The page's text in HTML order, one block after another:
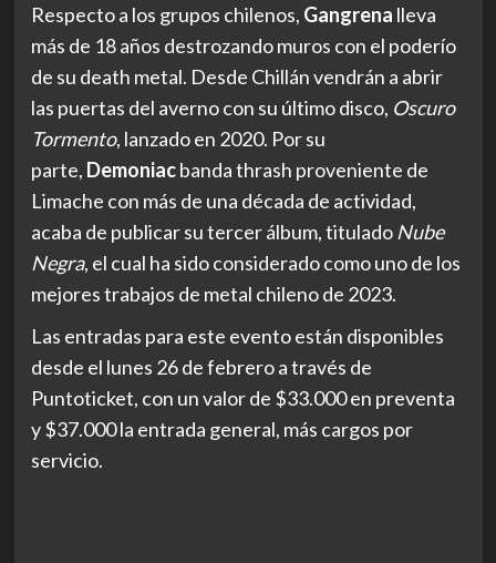
Respecto a los grupos chilenos, Gangrena lleva
más de 18 años destrozando muros con el poderío
de su death metal. Desde Chillán vendrán a abrir
las puertas del averno con su último disco, Oscuro
Tormento, lanzado en 2020. Por su
parte, Demoniacbanda thrash proveniente de
Limache con más de una década de actividad,
acaba de publicar su tercer álbum, titulado Nube
Negra, el cual ha sido considerado como uno de los
mejores trabajos de metal chileno de 2023.
Las entradas para este evento están disponibles
desde el lunes 26 de febrero a través de
Puntoticket, con un valor de $33.000 en preventa
y $37.000 la entrada general, más cargos por
servicio.